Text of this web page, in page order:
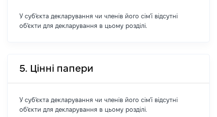
У суб'єкта декларування чи членів його сім'ї відсутні
об'єкти для декларування в цьому розділі.
5. Цінні папери
У суб'єкта декларування чи членів його сім'ї відсутні
об'єкти для декларування в цьому розділі.